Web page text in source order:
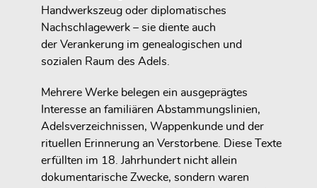
Handwerkszeug oder diplomatisches
Nachschlagewerk – sie diente auch
der Verankerung im genealogischen und
sozialen Raum des Adels.
Mehrere Werke belegen ein ausgeprägtes
Interesse an familiären Abstammungslinien,
Adelsverzeichnissen, Wappenkunde und der
rituellen Erinnerung an Verstorbene. Diese Texte
erfüllten im 18. Jahrhundert nicht allein
dokumentarische Zwecke, sondern waren